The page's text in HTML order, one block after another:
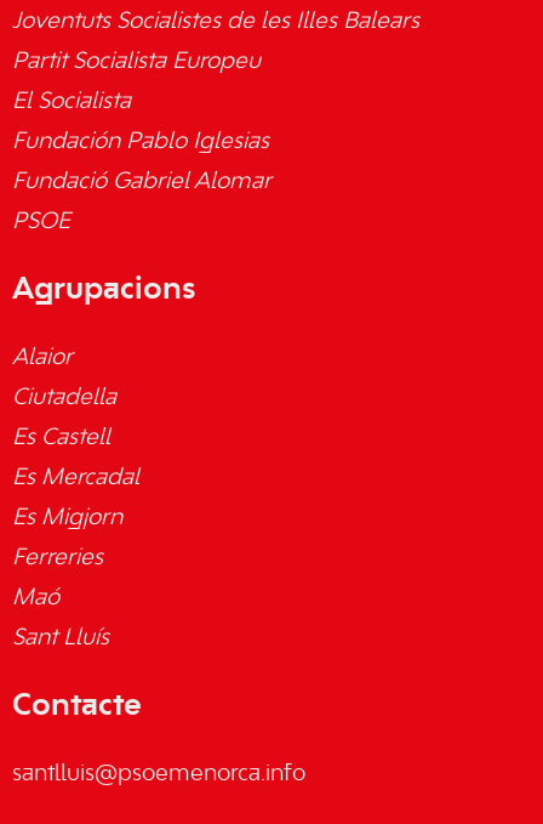
Joventuts Socialistes de les Illes Balears
Partit Socialista Europeu
El Socialista
Fundación Pablo Iglesias
Fundació Gabriel Alomar
PSOE
Agrupacions
Alaior
Ciutadella
Es Castell
Es Mercadal
Es Migjorn
Ferreries
Maó
Sant Lluís
Contacte
santlluis@psoemenorca.info